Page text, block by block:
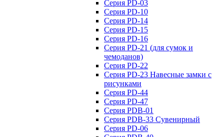
Серия PD-03
Серия PD-10
Серия PD-14
Серия PD-15
Серия PD-16
Серия PD-21 (для сумок и
чемоданов)
Серия PD-22
Серия PD-23 Навесные замки с
рисунками
Серия PD-44
Серия PD-47
Серия PDB-01
Серия PDB-33 Сувенирный
Серия PD-06